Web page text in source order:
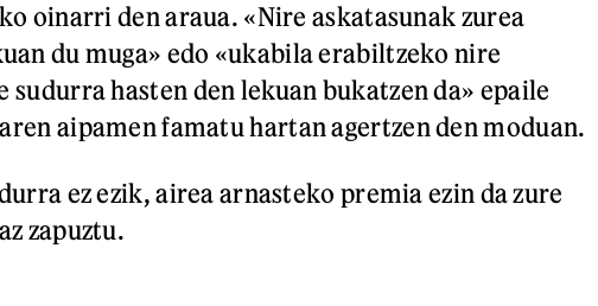
oinarri den araua. «Nire askatasunak zurea
du muga» edo «ukabila erabiltzeko nire
sudurra hasten den lekuan bukatzen da» epaile
aipamen famatu hartan agertzen den moduan.
ez ezik, airea arnasteko premia ezin da zure
zapuztu.